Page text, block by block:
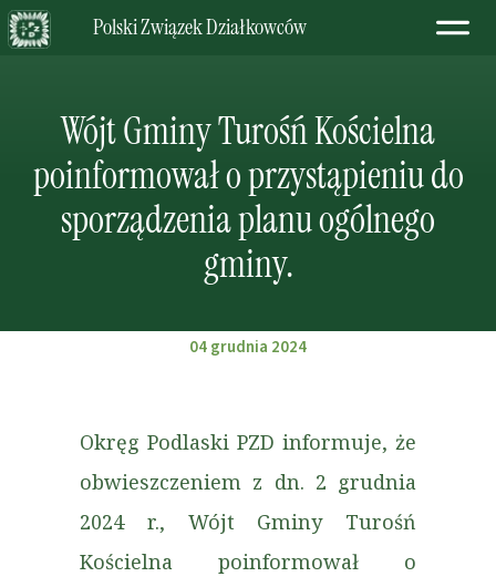
Polski Związek Działkowców
Wójt Gminy Turośń Kościelna
poinformował o przystąpieniu do
sporządzenia planu ogólnego
gminy.
04 grudnia 2024
Okręg Podlaski PZD informuje, że
obwieszczeniem z dn. 2 grudnia
2024 r., Wójt Gminy Turośń
Kościelna poinformował o